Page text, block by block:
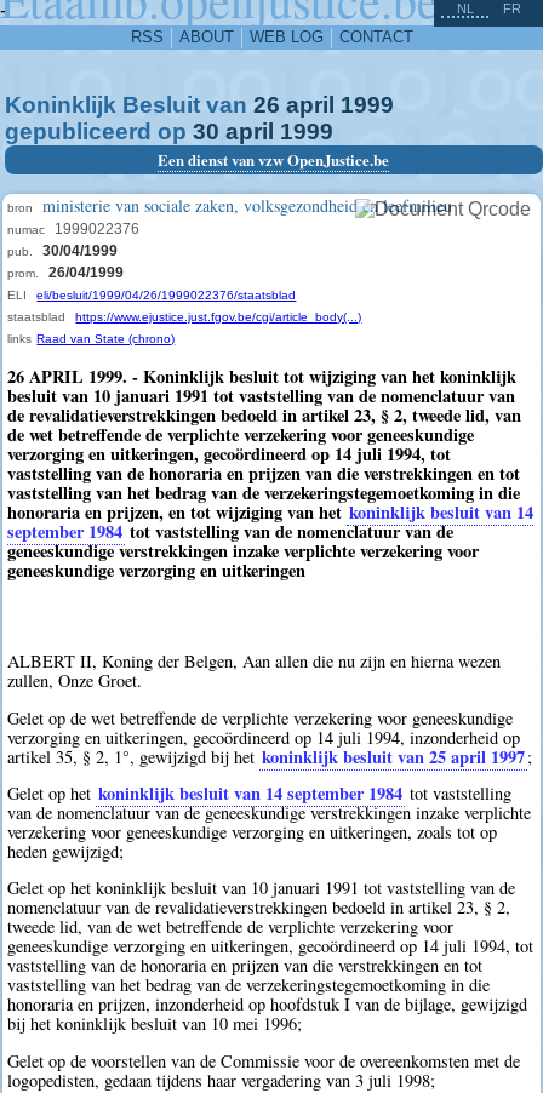
-
RSS ABOUT WEB LOG CONTACT
NL FR
Koninklijk Besluit van 26 april 1999
gepubliceerd op 30 april 1999
Een dienst van vzw OpenJustice.be
bron ministerie van sociale zaken, volksgezondheid en leefmilieu
numac 1999022376
pub. 30/04/1999
prom. 26/04/1999
ELI
eli/besluit/1999/04/26/1999022376/staatsblad
staatsblad
https://www.ejustice.just.fgov.be/cgi/article_body(...)
links Raad van State (chrono)
26 APRIL 1999. - Koninklijk besluit tot wijziging van het koninklijk
besluit van 10 januari 1991 tot vaststelling van de nomenclatuur van
de revalidatieverstrekkingen bedoeld in artikel 23, § 2, tweede lid, van
de wet betreffende de verplichte verzekering voor geneeskundige
verzorging en uitkeringen, gecoördineerd op 14 juli 1994, tot
vaststelling van de honoraria en prijzen van die verstrekkingen en tot
vaststelling van het bedrag van de verzekeringstegemoetkoming in die
honoraria en prijzen, en tot wijziging van het koninklijk besluit van 14
september 1984 tot vaststelling van de nomenclatuur van de
geneeskundige verstrekkingen inzake verplichte verzekering voor
geneeskundige verzorging en uitkeringen
ALBERT II, Koning der Belgen, Aan allen die nu zijn en hierna wezen
zullen, Onze Groet.
Gelet op de wet betreffende de verplichte verzekering voor geneeskundige
verzorging en uitkeringen, gecoördineerd op 14 juli 1994, inzonderheid op
artikel 35, § 2, 1°, gewijzigd bij het koninklijk besluit van 25 april 1997;
Gelet op het koninklijk besluit van 14 september 1984 tot vaststelling
van de nomenclatuur van de geneeskundige verstrekkingen inzake verplichte
verzekering voor geneeskundige verzorging en uitkeringen, zoals tot op
heden gewijzigd;
Gelet op het koninklijk besluit van 10 januari 1991 tot vaststelling van de
nomenclatuur van de revalidatieverstrekkingen bedoeld in artikel 23, § 2,
tweede lid, van de wet betreffende de verplichte verzekering voor
geneeskundige verzorging en uitkeringen, gecoördineerd op 14 juli 1994, tot
vaststelling van de honoraria en prijzen van die verstrekkingen en tot
vaststelling van het bedrag van de verzekeringstegemoetkoming in die
honoraria en prijzen, inzonderheid op hoofdstuk I van de bijlage, gewijzigd
bij het koninklijk besluit van 10 mei 1996;
Gelet op de voorstellen van de Commissie voor de overeenkomsten met de
logopedisten, gedaan tijdens haar vergadering van 3 juli 1998;
^